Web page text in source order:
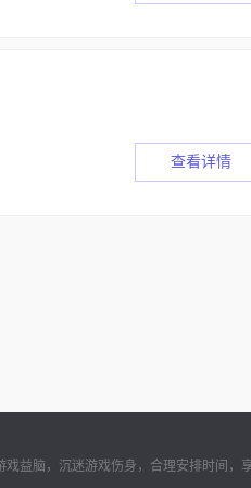
查看详情
益脑，沉迷游戏伤身，合理安排时间，